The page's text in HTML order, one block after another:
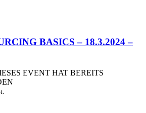
BASICS – 18.3.2024 –
EVENT HAT BEREITS